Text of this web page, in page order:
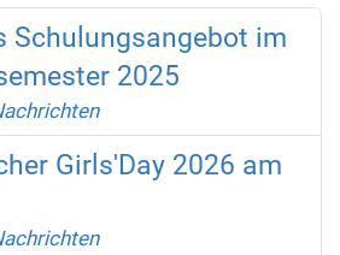
Schulungsangebot im
2025
Girls'Day 2026 am